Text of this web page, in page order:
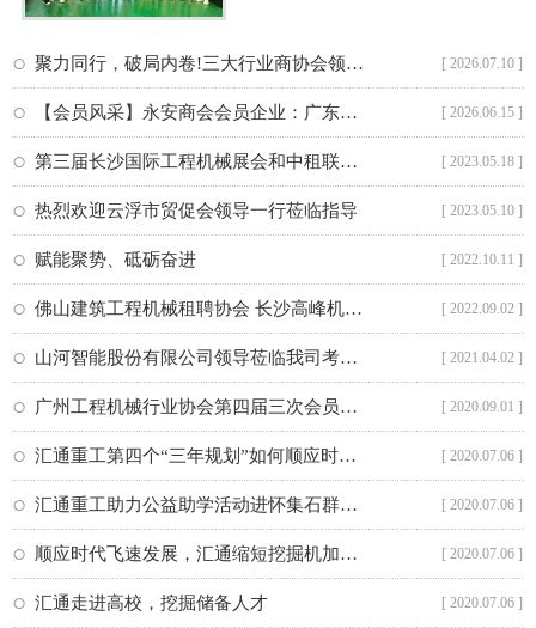
聚力同行，破局内卷!三大行业商协会领导一行莅临我司 [ 2026.07.10 ]
【会员风采】永安商会会员企业：广东建通机械设备制造有限公司 [ 2026.06.15 ]
第三届长沙国际工程机械展会和中租联中国工程机械租赁大会在长沙隆重召开，汇通重工荣获《工程机械行业一级企业》荣誉称号 [ 2023.05.18 ]
热烈欢迎云浮市贸促会领导一行莅临指导 [ 2023.05.10 ]
赋能聚势、砥砺奋进 [ 2022.10.11 ]
佛山建筑工程机械租聘协会 长沙高峰机械零部件协会莅临汇通指导工作 [ 2022.09.02 ]
山河智能股份有限公司领导莅临我司考察合作 [ 2021.04.02 ]
广州工程机械行业协会第四届三次会员大会圆满落幕 [ 2020.09.01 ]
汇通重工第四个“三年规划”如何顺应时代的发展 [ 2020.07.06 ]
汇通重工助力公益助学活动进怀集石群小学！ [ 2020.07.06 ]
顺应时代飞速发展，汇通缩短挖掘机加长臂交货周期 [ 2020.07.06 ]
汇通走进高校，挖掘储备人才 [ 2020.07.06 ]